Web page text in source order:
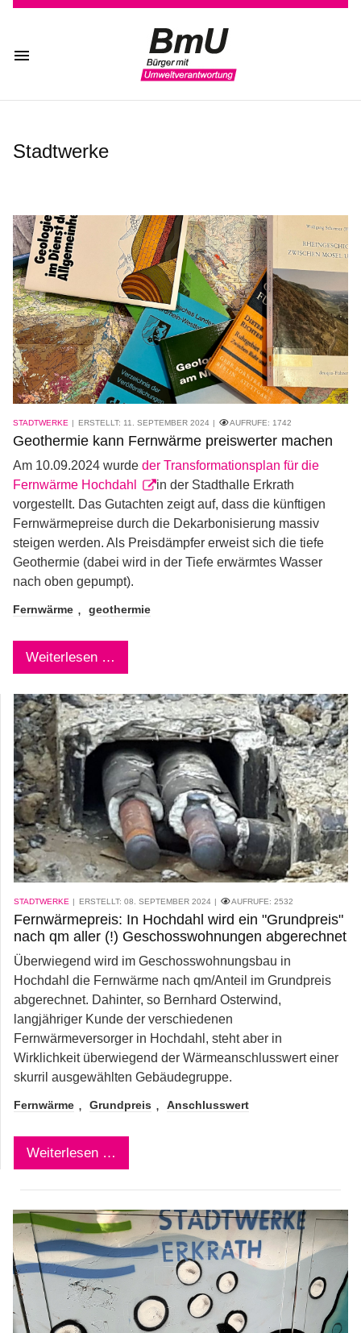
Stadtwerke
STADTWERKE ERSTELLT: 11. SEPTEMBER 2024 AUFRUFE: 1742
Geothermie kann Fernwärme preiswerter machen
Am 10.09.2024 wurde der Transformationsplan für die
Fernwärme Hochdahl
in der Stadthalle Erkrath
vorgestellt. Das Gutachten zeigt auf, dass die künftigen
Fernwärmepreise durch die Dekarbonisierung massiv
steigen werden. Als Preisdämpfer erweist sich die tiefe
Geothermie (dabei wird in der Tiefe erwärmtes Wasser
nach oben gepumpt).
Fernwärme geothermie
Weiterlesen …
STADTWERKE ERSTELLT: 08. SEPTEMBER 2024 AUFRUFE: 2532
Fernwärmepreis: In Hochdahl wird ein "Grundpreis"
nach qm aller (!) Geschosswohnungen abgerechnet
Überwiegend wird im Geschosswohnungsbau in
Hochdahl die Fernwärme nach qm/Anteil im Grundpreis
abgerechnet. Dahinter, so Bernhard Osterwind,
langjähriger Kunde der verschiedenen
Fernwärmeversorger in Hochdahl, steht aber in
Wirklichkeit überwiegend der Wärmeanschlusswert einer
skurril ausgewählten Gebäudegruppe.
Fernwärme Grundpreis Anschlusswert
Weiterlesen …